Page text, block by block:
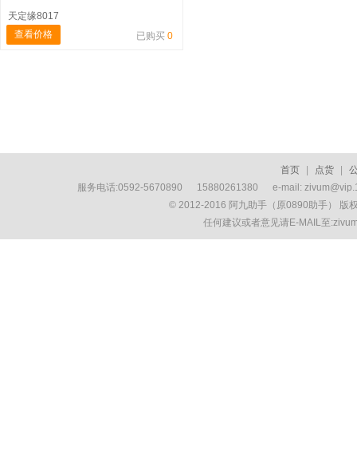
天定缘8017
查看价格
已购买 0
首页 点货
服务电话:0592-5670890 15880261380 e-mail:
© 2012-2016 阿九助手（原0890助手） 版
任何建议或者意见请E-MAIL至